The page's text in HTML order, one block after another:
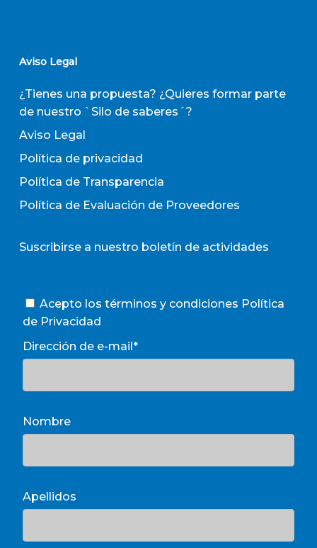
Aviso Legal
¿Tienes una propuesta? ¿Quieres formar parte
de nuestro `Silo de saberes´?
Aviso Legal
Política de privacidad
Política de Transparencia
Política de Evaluación de Proveedores
Suscribirse a nuestro boletín de actividades
Acepto los términos y condiciones Política
de Privacidad
Dirección de e-mail*
Nombre
Apellidos